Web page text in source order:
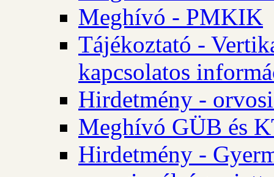
Meghívó - PMKIK
Tájékoztató -
kapcsolatos
Hirdetmény -
Meghívó GÜB és
Hirdetmény -